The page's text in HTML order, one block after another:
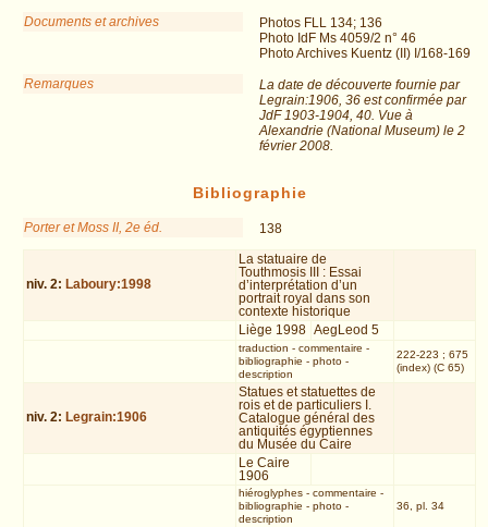
Documents et archives
Photos FLL 134; 136
Photo IdF Ms 4059/2 n° 46
Photo Archives Kuentz (II) I/168-169
Remarques
La date de découverte fournie par
Legrain:1906, 36 est confirmée par
JdF 1903-1904, 40. Vue à
Alexandrie (National Museum) le 2
février 2008.
Bibliographie
Porter et Moss II, 2e éd. 138
niv. 2: Laboury:1998
La statuaire de
Touthmosis III : Essai
d’interprétation d’un
portrait royal dans son
contexte historique
Liège 1998 AegLeod 5
traduction - commentaire -
bibliographie - photo-
description
222-223 ; 675
(index) (C 65)
niv. 2: Legrain:1906
Statues et statuettes de
rois et de particuliers I.
Catalogue général des
antiquités égyptiennes
du Musée du Caire
Le Caire
1906
hiéroglyphes- commentaire -
bibliographie - photo-
description
36, pl. 34